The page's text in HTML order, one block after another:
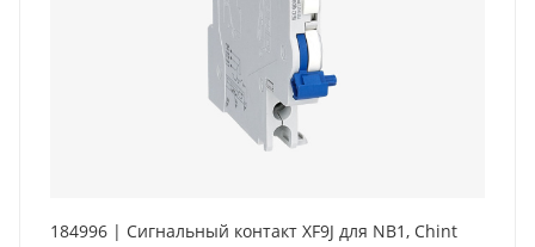
184996 | Сигнальный контакт XF9J для NB1, Chint